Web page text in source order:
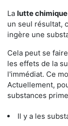
La lutte chimique
un seul résultat,
ingère une
Cela peut se
les effets de la
l'immédiat. Ce
Actuellement,
substances
Il y a les